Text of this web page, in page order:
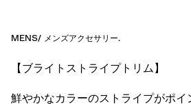
MENS/ メンズアクセサリー.
【ブライトストライプトリム】
鮮やかなカラーのストライプがポイ